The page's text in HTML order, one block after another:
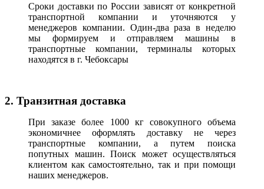
Сроки доставки по России зависят от конкретной
транспортной компании и уточняются у
менеджеров компании. Один-два раза в неделю
мы формируем и отправляем машины в
транспортные компании, терминалы которых
находятся в г. Чебоксары
2. Транзитная доставка
При заказе более 1000 кг совокупного объема
экономичнее оформлять доставку не через
транспортные компании, а путем поиска
попутных машин. Поиск может осуществляться
клиентом как самостоятельно, так и при помощи
наших менеджеров.